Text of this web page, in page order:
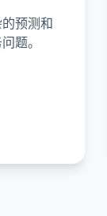
预测和
题。